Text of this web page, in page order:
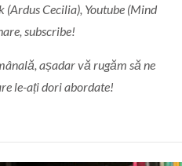
(Ardus Cecilia), Youtube (Mind
subscribe!
așadar vă rugăm să ne
le-ați dori abordate!